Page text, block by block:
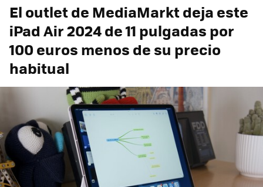
El outlet de MediaMarkt deja este
iPad Air 2024 de 11 pulgadas por
100 euros menos de su precio
habitual